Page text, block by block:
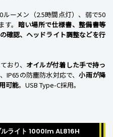
ーメン（2.5時間点灯）、弱で50
。 暗い場所で仕様書、整備書等
確認、ヘッドライト調整などを行
おり、 オイルが付着した手で持っ
IP65の防塵防水対応で、小雨が降
可能。USB Type-C採用。
ライト 1000lm AL816H